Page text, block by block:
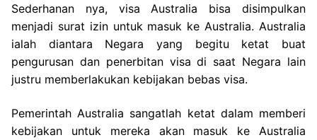
Sederhanan nya, visa Australia bisa disimpulkan
menjadi surat izin untuk masuk ke Australia. Australia
ialah diantara Negara yang begitu ketat buat
pengurusan dan penerbitan visa di saat Negara lain
justru memberlakukan kebijakan bebas visa.
Pemerintah Australia sangatlah ketat dalam memberi
kebijakan untuk mereka akan masuk ke Australia